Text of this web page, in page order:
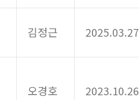
김정근 2025.03.27
오경호 2023.10.26